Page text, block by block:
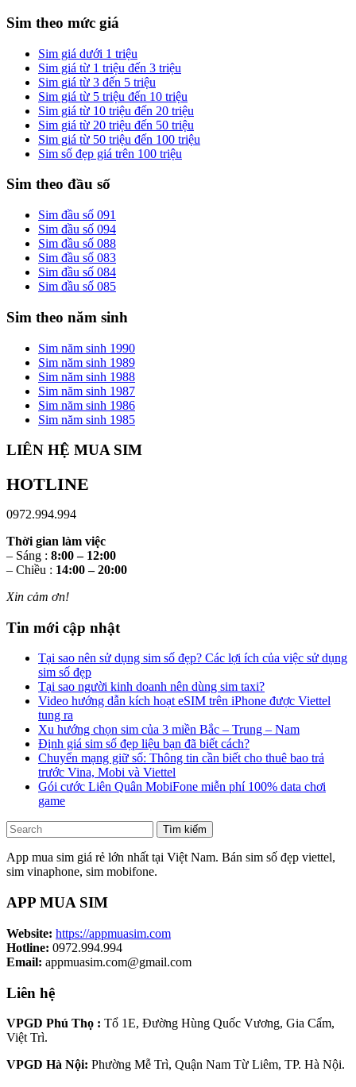
Sim theo mức giá
Sim giá dưới 1 triệu
Sim giá từ 1 triệu đến 3 triệu
Sim giá từ 3 đến 5 triệu
Sim giá từ 5 triệu đến 10 triệu
Sim giá từ 10 triệu đến 20 triệu
Sim giá từ 20 triệu đến 50 triệu
Sim giá từ 50 triệu đến 100 triệu
Sim số đẹp giá trên 100 triệu
Sim theo đầu số
Sim đầu số 091
Sim đầu số 094
Sim đầu số 088
Sim đầu số 083
Sim đầu số 084
Sim đầu số 085
Sim theo năm sinh
Sim năm sinh 1990
Sim năm sinh 1989
Sim năm sinh 1988
Sim năm sinh 1987
Sim năm sinh 1986
Sim năm sinh 1985
LIÊN HỆ MUA SIM
HOTLINE
0972.994.994
Thời gian làm việc
– Sáng : 8:00 – 12:00
– Chiều : 14:00 – 20:00
Xin cảm ơn!
Tin mới cập nhật
Tại sao nên sử dụng sim số đẹp? Các lợi ích của việc sử dụng
sim số đẹp
Tại sao người kinh doanh nên dùng sim taxi?
Video hướng dẫn kích hoạt eSIM trên iPhone được Viettel
tung ra
Xu hướng chọn sim của 3 miền Bắc – Trung – Nam
Định giá sim số đẹp liệu bạn đã biết cách?
Chuyển mạng giữ số: Thông tin cần biết cho thuê bao trả
trước Vina, Mobi và Viettel
Gói cước Liên Quân MobiFone miễn phí 100% data chơi
game
Tìm kiếm
App mua sim giá rẻ lớn nhất tại Việt Nam. Bán sim số đẹp viettel,
sim vinaphone, sim mobifone.
APP MUA SIM
Website: https://appmuasim.com
Hotline: 0972.994.994
Email: appmuasim.com@gmail.com
Liên hệ
VPGD Phú Thọ : Tổ 1E, Đường Hùng Quốc Vương, Gia Cẩm,
Việt Trì.
VPGD Hà Nội: Phường Mễ Trì, Quận Nam Từ Liêm, TP. Hà Nội.